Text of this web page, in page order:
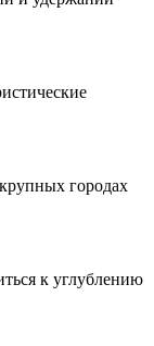
городах
к углублению